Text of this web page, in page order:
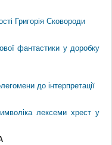
Григорія Сковороди
фантастики у доробку
до інтерпретації
лексеми хрест у